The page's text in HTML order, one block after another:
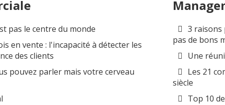
pas le centre du monde
en vente : l'incapacité à détecter les
des clients
pouvez parler mais votre cerveau
3 raisons
pas de bons
Une
Les 21
siècle
Top 10